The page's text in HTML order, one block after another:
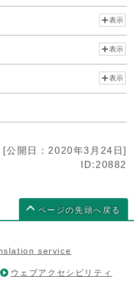
表示
表示
表示
[公開日：2020年3月24日]
ID:20882
ページの先頭へ戻る
service
ウェブアクセシビリティ